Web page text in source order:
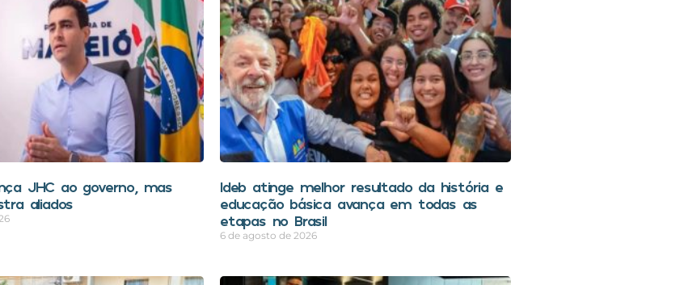
JHC ao governo, mas
aliados
Ideb atinge melhor resultado da história e
educação básica avança em todas as
etapas no Brasil
6 de agosto de 2026